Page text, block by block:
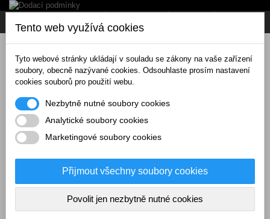
Košík (prázdný)
Tento web využívá cookies
Tyto webové stránky ukládají v souladu se zákony na vaše zařízení
soubory, obecně nazývané cookies. Odsouhlaste prosím nastavení
cookies souborů pro použití webu.
Nezbytně nutné soubory cookies
Analytické soubory cookies
Marketingové soubory cookies
Přijmout všechny soubory cookies
Povolit jen nezbytně nutné cookies